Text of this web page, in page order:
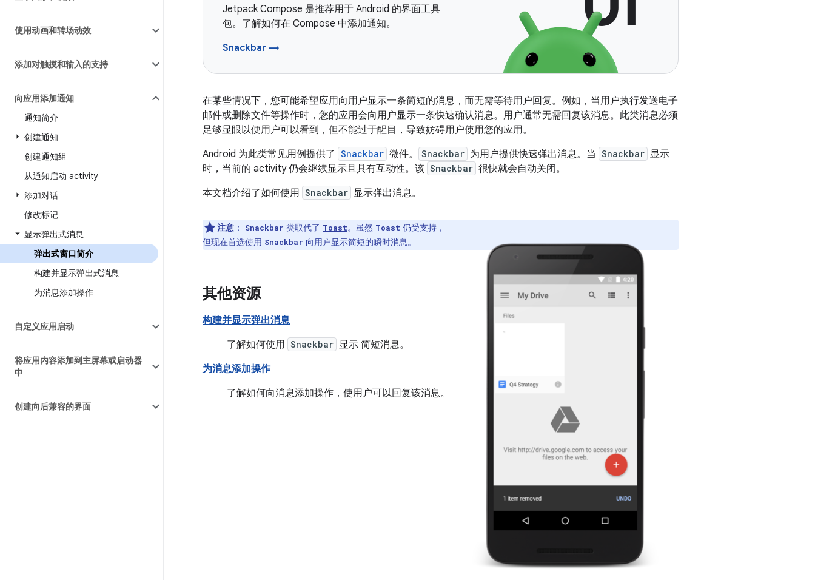
使用动画和转场动效
添加对触摸和输入的支持
向应用添加通知
通知简介
创建通知
创建通知组
从通知启动 activity
添加对话
修改标记
显示弹出式消息
弹出式窗口简介
构建并显示弹出式消息
为消息添加操作
自定义应用启动
将应用内容添加到主屏幕或启动器
中
创建向后兼容的界面
Jetpack Compose 是推荐用于 Android 的界面工具
包。了解如何在 Compose 中添加通知。
Snackbar →
在某些情况下，您可能希望应用向用户显示一条简短的消息，而无需等待用户回复。例如，当用户执行发送电子
邮件或删除文件等操作时，您的应用会向用户显示一条快速确认消息。用户通常无需回复该消息。此类消息必须
足够显眼以便用户可以看到，但不能过于醒目，导致妨碍用户使用您的应用。
Android 为此类常见用例提供了 Snackbar 微件。 Snackbar 为用户提供快速弹出消息。当 Snackbar 显示
时，当前的 activity 仍会继续显示且具有互动性。该 Snackbar 很快就会自动关闭。
本文档介绍了如何使用 Snackbar 显示弹出消息。
注意 ： Snackbar 类取代了 Toast。虽然 Toast 仍受支持，
但现在首选使用 Snackbar 向用户显示简短的瞬时消息。
其他资源
构建并显示弹出消息
了解如何使用 Snackbar 显示 简短消息。
为消息添加操作
了解如何向消息添加操作，使用户可以回复该消息。